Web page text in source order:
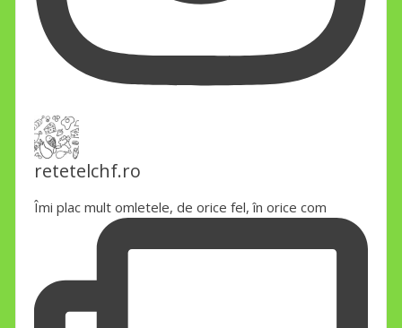
retetelchf.ro
Îmi plac mult omletele, de orice fel, în orice com